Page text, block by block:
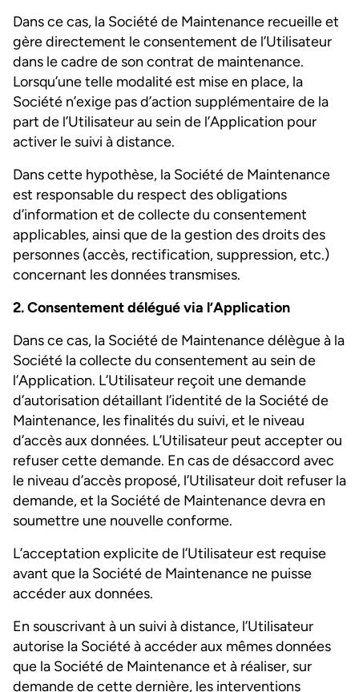
Dans ce cas, la Société de Maintenance recueille et
gère directement le consentement de l’Utilisateur
dans le cadre de son contrat de maintenance.
Lorsqu’une telle modalité est mise en place, la
Société n’exige pas d’action supplémentaire de la
part de l’Utilisateur au sein de l’Application pour
activer le suivi à distance.
Dans cette hypothèse, la Société de Maintenance
est responsable du respect des obligations
d’information et de collecte du consentement
applicables, ainsi que de la gestion des droits des
personnes (accès, rectification, suppression, etc.)
concernant les données transmises.
2. Consentement délégué via l’Application
Dans ce cas, la Société de Maintenance délègue à la
Société la collecte du consentement au sein de
l’Application. L’Utilisateur reçoit une demande
d’autorisation détaillant l’identité de la Société de
Maintenance, les finalités du suivi, et le niveau
d’accès aux données. L’Utilisateur peut accepter ou
refuser cette demande. En cas de désaccord avec
le niveau d’accès proposé, l’Utilisateur doit refuser la
demande, et la Société de Maintenance devra en
soumettre une nouvelle conforme.
L’acceptation explicite de l’Utilisateur est requise
avant que la Société de Maintenance ne puisse
accéder aux données.
En souscrivant à un suivi à distance, l’Utilisateur
autorise la Société à accéder aux mêmes données
que la Société de Maintenance et à réaliser, sur
demande de cette dernière, les interventions